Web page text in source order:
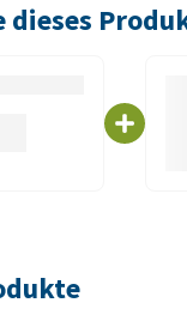
dieses